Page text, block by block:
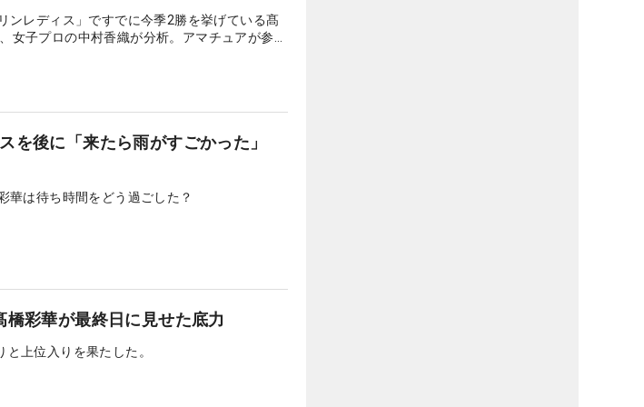
ンレディス」ですでに今季2勝を挙げている髙
子プロの中村香織が分析。アマチュアが参考
を後に「来たら雨がすごかった」
華は待ち時間をどう過ごした？
彩華が最終日に見せた底力
上位入りを果たした。